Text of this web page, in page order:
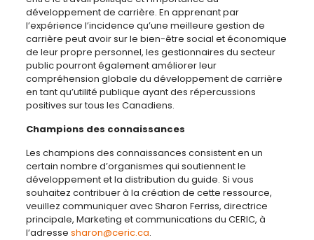
développement de carrière. En apprenant par
l’expérience l’incidence qu’une meilleure gestion de
carrière peut avoir sur le bien-être social et économique
de leur propre personnel, les gestionnaires du secteur
public pourront également améliorer leur
compréhension globale du développement de carrière
en tant qu’utilité publique ayant des répercussions
positives sur tous les Canadiens.
Champions des connaissances
Les champions des connaissances consistent en un
certain nombre d’organismes qui soutiennent le
développement et la distribution du guide. Si vous
souhaitez contribuer à la création de cette ressource,
veuillez communiquer avec Sharon Ferriss, directrice
principale, Marketing et communications du CERIC, à
l’adresse sharon@ceric.ca.